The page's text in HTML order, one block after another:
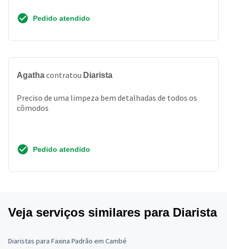
Pedido atendido
Agathacontratou Diarista
Preciso de uma limpeza bem detalhadas de todos os
cômodos
Pedido atendido
Veja serviços similares para Diarista
Diaristas para Faxina Padrão em Cambé